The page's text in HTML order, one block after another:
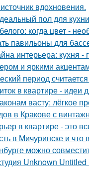
вдохновения.
пол для
когда цвет -
павильоны для
интерьера: кухня -
и яркими
период
в квартире - идеи
васту: лёгкое
в Кракове с
в квартире - это
в Мичуринске и что
можно
Unknown